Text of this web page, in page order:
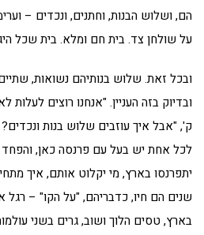
הם, ושלוש הבנות, וחתנים, ונכדים –
על שולחן צד. בית חם ומלא. בית שכל
ובכל זאת. שלוש בנותיהם נשואות, שתיים
ובדיוק בזה העניין. "אנחנו רוצים
ק', "אבל איך עוזבים שלוש בנות ונכדים?
לכל אחת יש בעל עם פרנסה כאן,
יתפרנסו בארץ, מי יקלוט אותם, איך
שנים הם חיו, כדבריהם, "על הקו" – רגל
בארץ, טסים הלוך ושוב, גרים בשני